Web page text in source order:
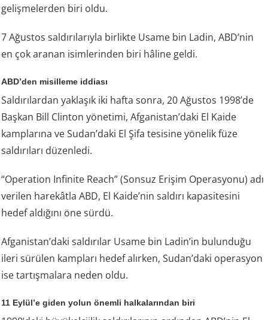
gelişmelerden biri oldu.
7 Ağustos saldırılarıyla birlikte Usame bin Ladin, ABD’nin
en çok aranan isimlerinden biri hâline geldi.
ABD’den misilleme iddiası
Saldırılardan yaklaşık iki hafta sonra, 20 Ağustos 1998’de
Başkan Bill Clinton yönetimi, Afganistan’daki El Kaide
kamplarına ve Sudan’daki El Şifa tesisine yönelik füze
saldırıları düzenledi.
“Operation Infinite Reach” (Sonsuz Erişim Operasyonu) adı
verilen harekâtla ABD, El Kaide’nin saldırı kapasitesini
hedef aldığını öne sürdü.
Afganistan’daki saldırılar Usame bin Ladin’in bulunduğu
ileri sürülen kampları hedef alırken, Sudan’daki operasyon
ise tartışmalara neden oldu.
11 Eylül’e giden yolun önemli halkalarından biri